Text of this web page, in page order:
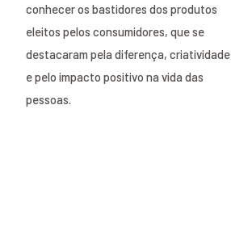
conhecer os bastidores dos produtos
eleitos pelos consumidores, que se
destacaram pela diferença, criatividade
e pelo impacto positivo na vida das
pessoas.